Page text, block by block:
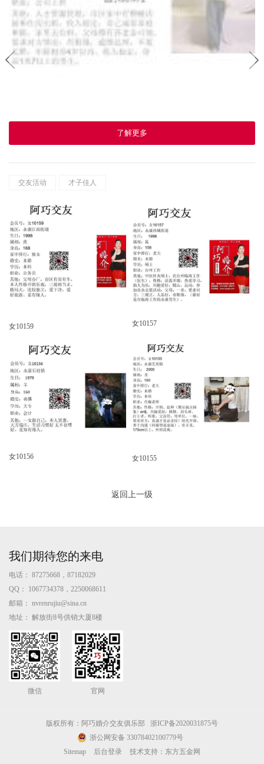
了解更多
交友活动 才子佳人
女10159 女10157
女10156 女10155
返回上一级
我们期待您的来电
电话： 87275668，87182029
QQ：
1067734378，2250068611
邮箱： nvrenrujiu@sina.cn
地址： 解放街8号供销大厦8楼
微信 官网
版权所有：阿巧婚介交友俱乐部
浙ICP备2020031875号
浙公网安备 33078402100779号
Sitemap
后台登录 技术支持：东方五金网